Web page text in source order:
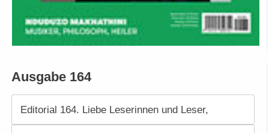
Ausgabe 164
Editorial 164. Liebe Leserinnen und Leser,